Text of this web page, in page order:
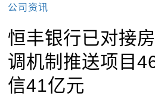
公司资讯
恒丰银行已对接
调机制推送项目
信41亿元